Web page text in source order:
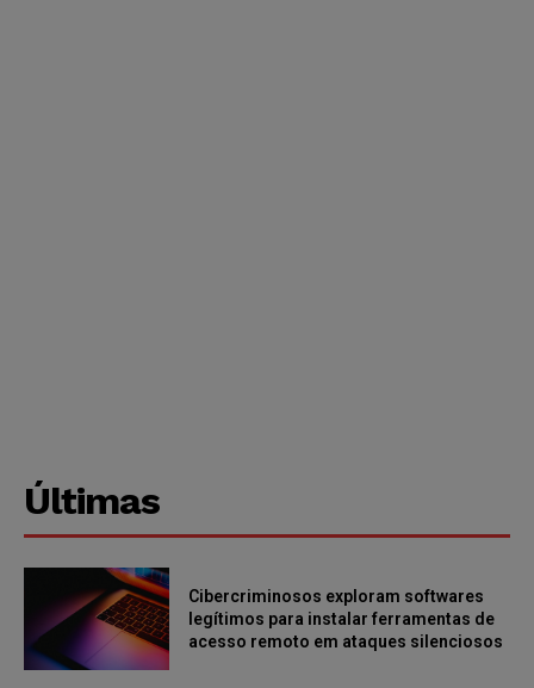
Últimas
Cibercriminosos exploram softwares
legítimos para instalar ferramentas de
acesso remoto em ataques silenciosos